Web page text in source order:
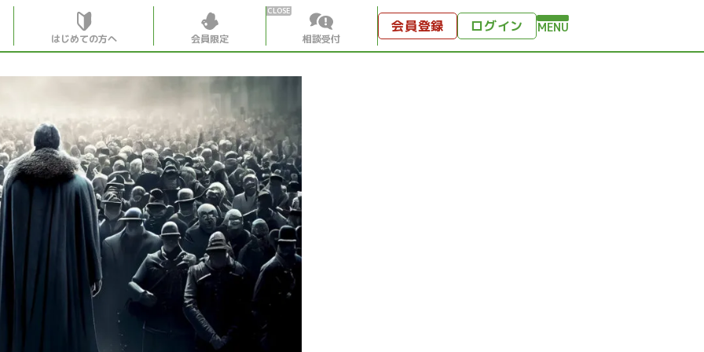
MENU
はじめての方へ
会員特典
個別相談受付
会員コンテンツ
会員コンテンツ
月刊SYO
はじめての方へ 会員限定 相談受付
会員登録 ログイン